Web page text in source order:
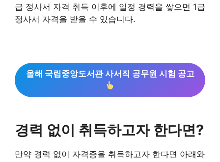
급 정사서 자격 취득 이후에 일정 경력을 쌓으면 1급
정사서 자격을 받을 수 있습니다.
올해 국립중앙도서관 사서직 공무원 시험 공고
경력 없이 취득하고자 한다면?
만약 경력 없이 자격증을 취득하고자 한다면 아래와